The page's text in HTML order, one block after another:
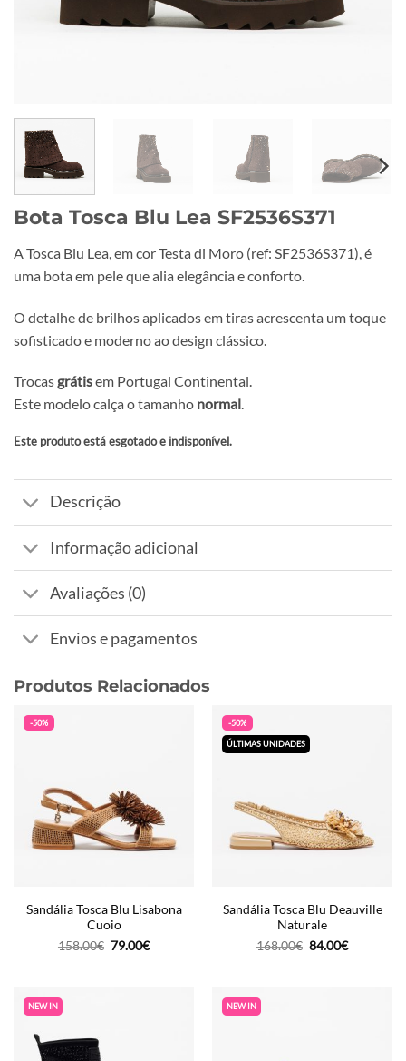
Bota Tosca Blu Lea SF2536S371
A Tosca Blu Lea, em cor Testa di Moro (ref: SF2536S371), é
uma bota em pele que alia elegância e conforto.
O detalhe de brilhos aplicados em tiras acrescenta um toque
sofisticado e moderno ao design clássico.
Trocas grátisem Portugal Continental.
Este modelo calça o tamanho normal.
Este produto está esgotado e indisponível.
Alternative:
Descrição
Informação adicional
Avaliações (0)
Envios e pagamentos
Produtos Relacionados
-50%
Sandália Tosca Blu Lisabona
Cuoio
158.00€ O
79.00€O
-50%
ÚLTIMAS UNIDADES
Sandália Tosca Blu Deauville
Naturale
168.00€ O
84.00€O
NEW IN NEW IN